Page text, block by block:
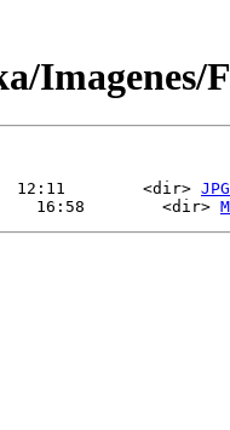
Imagenes/
12:11        <dir> JPG
16:58        <dir>